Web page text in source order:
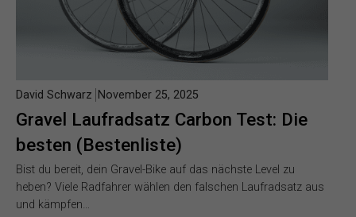
Gravel Laufradsatz Carbon Test: Die
besten (Bestenliste)
David Schwarz November 25, 2025
Bist du bereit, dein Gravel-Bike auf das nächste Level zu
heben? Viele Radfahrer wählen den falschen Laufradsatz aus
und kämpfen…